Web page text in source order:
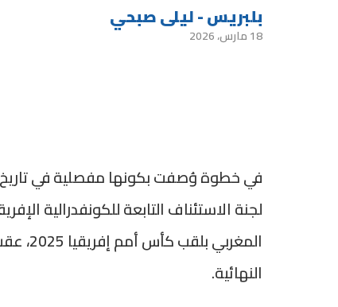
بلبريس - ليلى صبحي
18 مارس، 2026
في خطوة وُصفت بكونها مفصلية في تاريخ
لجنة الاستئناف التابعة للكونفدرالية
النهائية.